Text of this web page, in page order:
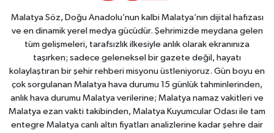
Malatya Söz, Doğu Anadolu’nun kalbi Malatya’nın dijital hafızası
ve en dinamik yerel medya gücüdür. Şehrimizde meydana gelen
tüm gelişmeleri, tarafsızlık ilkesiyle anlık olarak ekranınıza
taşırken; sadece geleneksel bir gazete değil, hayatı
kolaylaştıran bir şehir rehberi misyonu üstleniyoruz. Gün boyu en
çok sorgulanan Malatya hava durumu 15 günlük tahminlerinden,
anlık hava durumu Malatya verilerine; Malatya namaz vakitleri ve
Malatya ezan vakti takibinden, Malatya Kuyumcular Odası ile tam
entegre Malatya canlı altın fiyatları analizlerine kadar şehre dair